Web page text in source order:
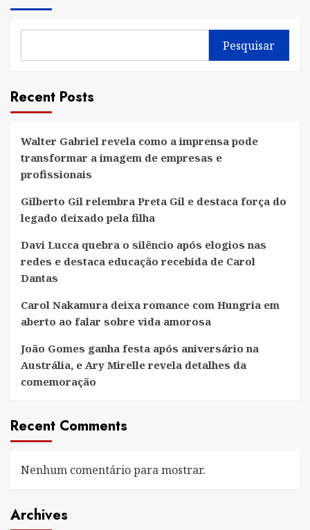
Pesquisar
Recent Posts
Walter Gabriel revela como a imprensa pode
transformar a imagem de empresas e
profissionais
Gilberto Gil relembra Preta Gil e destaca força do
legado deixado pela filha
Davi Lucca quebra o silêncio após elogios nas
redes e destaca educação recebida de Carol
Dantas
Carol Nakamura deixa romance com Hungria em
aberto ao falar sobre vida amorosa
João Gomes ganha festa após aniversário na
Austrália, e Ary Mirelle revela detalhes da
comemoração
Recent Comments
Nenhum comentário para mostrar.
Archives